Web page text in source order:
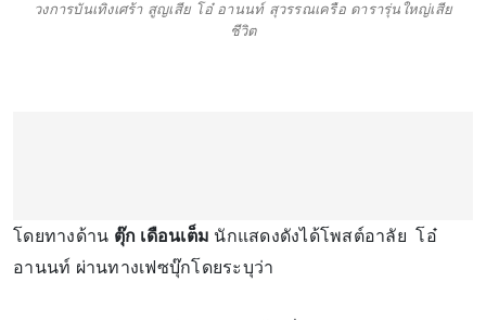
วงการบันเทิงเศร้า สูญเสีย โอ๋ อานนท์ สุวรรณเครือ ดารารุ่นใหญ่เสีย
ชีวิต
โดยทางด้าน ตุ๊ก เดือนเต็ม นักแสดงดังได้โพสต์อาลัย โอ๋
อานนท์ ผ่านทางเฟซบุ๊กโดยระบุว่า